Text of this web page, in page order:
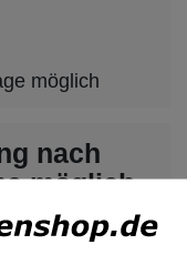
möglich
nach
möglich.
Schulen,